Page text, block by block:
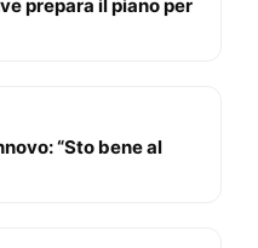
prepara il piano per
“Sto bene al